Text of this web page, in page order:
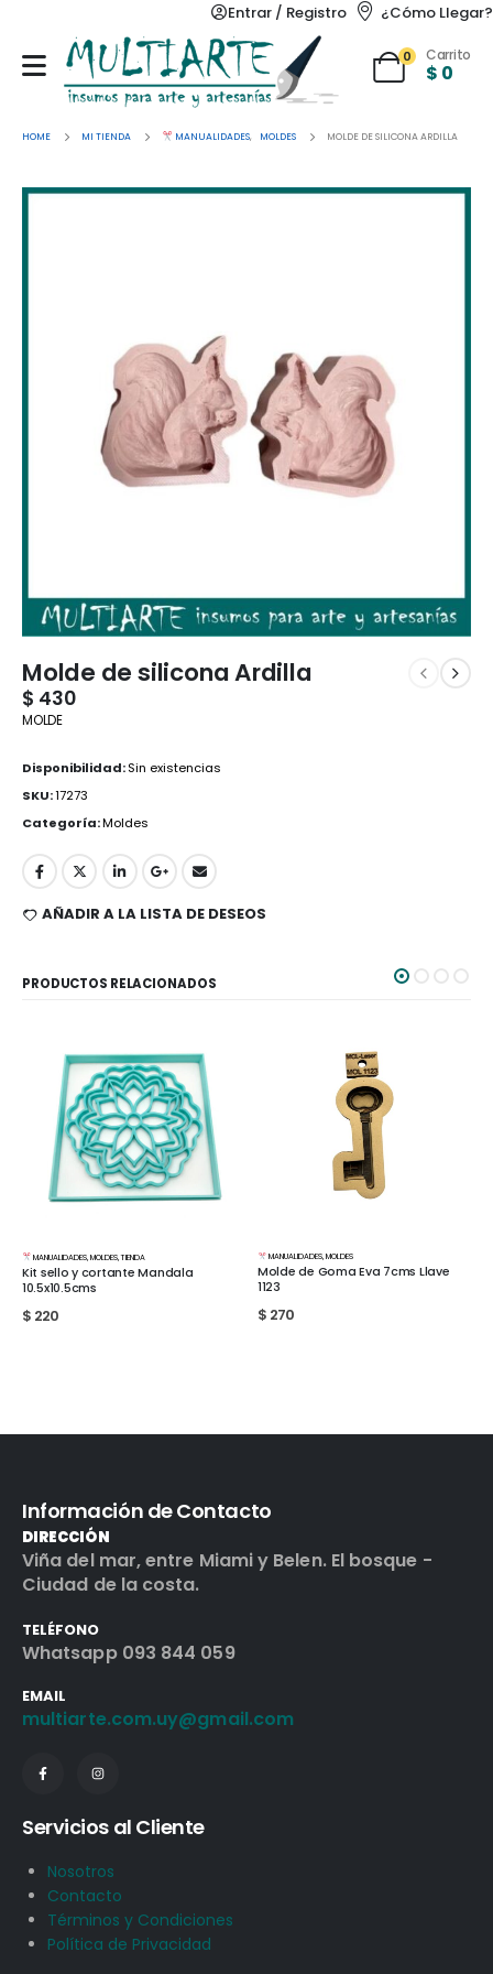
Entrar / Registro ¿Cómo Llegar?
0 Carrito
$ 0
HOME MI TIENDA MANUALIDADES, MOLDES MOLDE DE SILICONA ARDILLA
Molde de silicona Ardilla
$ 430
MOLDE
Disponibilidad:Sin existencias
SKU:17273
Categoría:Moldes
AÑADIR A LA LISTA DE DESEOS
PRODUCTOS RELACIONADOS
MANUALIDADES,
Molde de Goma Eva 7cms Llave
1123
MANUALIDADES
Molde de Goma Eva 7x7cms
Información de Contacto
DIRECCIÓN
Viña del mar, entre Miami y Belen. El bosque -
Ciudad de la costa.
TELÉFONO
Whatsapp 093 844 059
EMAIL
multiarte.com.uy@gmail.com
Servicios al Cliente
Nosotros
Contacto
Términos y Condiciones
Política de Privacidad